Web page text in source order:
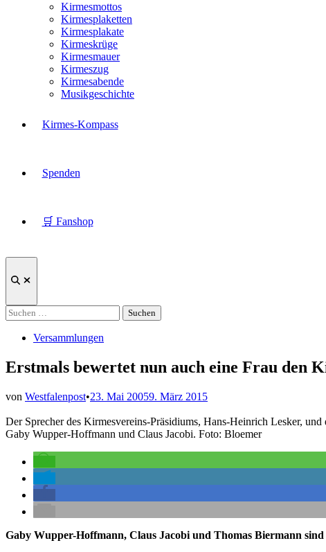
Kirmesmottos
Kirmesplaketten
Kirmesplakate
Kirmeskrüge
Kirmesmauer
Kirmeszug
Kirmesabende
Musikgeschichte
Kirmes-Kompass
Spenden
🛒 Fanshop
Suche
Suchen
nach:
Veröffentlicht
Versammlungen
Erstmals bewertet nun auch eine Frau den
von Westfalenpost•23. Mai 20059. März 2015
Der Sprecher des Kirmesvereins-Präsidiums, Hans-Heinrich Lesker,
Gaby Wupper-Hoffmann und Claus Jacobi. Foto: Bloemer
Gaby Wupper-Hoffmann, Claus Jacobi und Thomas Biermann sind